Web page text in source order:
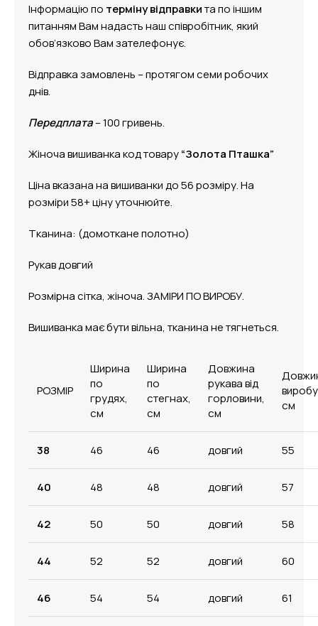
Інформацію по терміну відправкита по іншим
питанням Вам надасть наш співробітник, який
обов’язково Вам зателефонує.
Відправка замовлень – протягом семи робочих
днів.
Передплата– 100 гривень.
Жіноча вишиванка код товару“Золота Пташка”
Ціна вказана на вишиванки до 56 розміру. На
розміри 58+ ціну уточнюйте.
Тканина: (домоткане полотно)
Рукав довгий
Розмірна сітка, жіноча. ЗАМІРИ ПО ВИРОБУ.
Вишиванка має бути вільна, тканина не тягнеться.
РОЗМІР
Ширина
по
грудях,
см
Ширина
по
стегнах,
см
Довжина
рукава від
горловини,
см
см
38 46 46 довгий 55
40 48 48 довгий 57
42 50 50 довгий 58
44 52 52 довгий 60
46 54 54 довгий 61